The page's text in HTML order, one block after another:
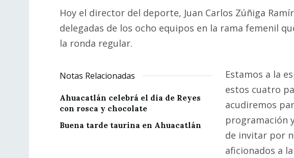
Hoy el director del deporte, Juan Carlos Zúñiga
delegadas de los ocho equipos en la rama femenil
la ronda regular.
Notas Relacionadas
Ahuacatlán celebrá el día de Reyes
con rosca y chocolate
Buena tarde taurina en Ahuacatlán
Estamos a la
estos cuatro
acudiremos
programación
de invitar por
aficionados a